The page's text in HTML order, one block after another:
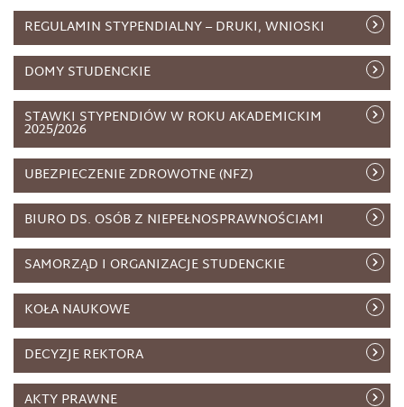
REGULAMIN STYPENDIALNY – DRUKI, WNIOSKI
DOMY STUDENCKIE
STAWKI STYPENDIÓW W ROKU AKADEMICKIM
2025/2026
UBEZPIECZENIE ZDROWOTNE (NFZ)
BIURO DS. OSÓB Z NIEPEŁNOSPRAWNOŚCIAMI
SAMORZĄD I ORGANIZACJE STUDENCKIE
KOŁA NAUKOWE
DECYZJE REKTORA
AKTY PRAWNE